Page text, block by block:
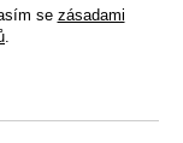
se zásadami